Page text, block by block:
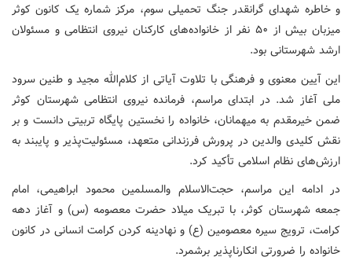
و خاطره شهدای گرانقدر جنگ تحمیلی سوم، مرکز شماره یک کانون کوثر
میزبان بیش از ۵۰ نفر از خانواده‌های کارکنان نیروی انتظامی و مسئولان
ارشد شهرستانی بود.
این آیین معنوی و فرهنگی با تلاوت آیاتی از کلام‌الله مجید و طنین سرود
ملی آغاز شد. در ابتدای مراسم، فرمانده نیروی انتظامی شهرستان کوثر
ضمن خیرمقدم به میهمانان، خانواده را نخستین پایگاه تربیتی دانست و بر
نقش کلیدی والدین در پرورش فرزندانی متعهد، مسئولیت‌پذیر و پایبند به
ارزش‌های نظام اسلامی تأکید کرد.
در ادامه این مراسم، حجت‌الاسلام والمسلمین محمود ابراهیمی، امام
جمعه شهرستان کوثر، با تبریک میلاد حضرت معصومه (س) و آغاز دهه
کرامت، ترویج سیره معصومین (ع) و نهادینه کردن کرامت انسانی در کانون
خانواده را ضرورتی انکارناپذیر برشمرد.